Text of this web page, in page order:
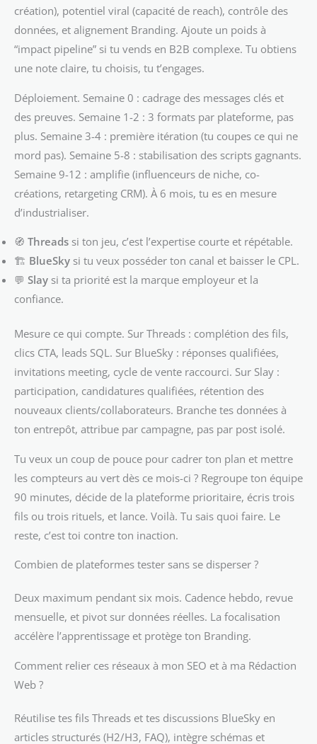
création), potentiel viral (capacité de reach), contrôle des
données, et alignement Branding. Ajoute un poids à
“impact pipeline” si tu vends en B2B complexe. Tu obtiens
une note claire, tu choisis, tu t’engages.
Déploiement. Semaine 0 : cadrage des messages clés et
des preuves. Semaine 1-2 : 3 formats par plateforme, pas
plus. Semaine 3-4 : première itération (tu coupes ce qui ne
mord pas). Semaine 5-8 : stabilisation des scripts gagnants.
Semaine 9-12 : amplifie (influenceurs de niche, co-
créations, retargeting CRM). À 6 mois, tu es en mesure
d’industrialiser.
🧭 Threads si ton jeu, c’est l’expertise courte et répétable.
🏗️ BlueSky si tu veux posséder ton canal et baisser le CPL.
💬 Slay si ta priorité est la marque employeur et la
confiance.
Mesure ce qui compte. Sur Threads : complétion des fils,
clics CTA, leads SQL. Sur BlueSky : réponses qualifiées,
invitations meeting, cycle de vente raccourci. Sur Slay :
participation, candidatures qualifiées, rétention des
nouveaux clients/collaborateurs. Branche tes données à
ton entrepôt, attribue par campagne, pas par post isolé.
Tu veux un coup de pouce pour cadrer ton plan et mettre
les compteurs au vert dès ce mois-ci ? Regroupe ton équipe
90 minutes, décide de la plateforme prioritaire, écris trois
fils ou trois rituels, et lance. Voilà. Tu sais quoi faire. Le
reste, c’est toi contre ton inaction.
Combien de plateformes tester sans se disperser ?
Deux maximum pendant six mois. Cadence hebdo, revue
mensuelle, et pivot sur données réelles. La focalisation
accélère l’apprentissage et protège ton Branding.
Comment relier ces réseaux à mon SEO et à ma Rédaction
Web ?
Réutilise tes fils Threads et tes discussions BlueSky en
articles structurés (H2/H3, FAQ), intègre schémas et